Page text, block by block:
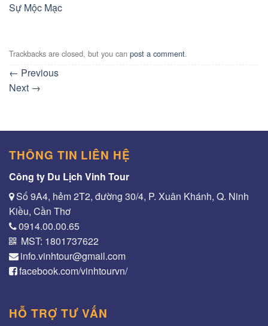
Sự Mộc Mạc
Trackbacks are closed, but you can post a comment.
← Previous
Next →
THÔNG TIN LIÊN HỆ
Công ty Du Lịch Vinh Tour
Số 9A4, hẻm 2T2, đường 30/4, P. Xuân Khánh, Q. Ninh
Kiều, Cần Thơ
0914.00.00.65
MST: 1801737622
info.vinhtour@gmail.com
facebook.com/vinhtourvn/
HỖ TRỢ TƯ VẤN